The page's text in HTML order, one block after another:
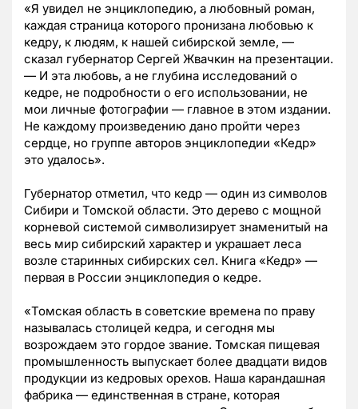
«Я увидел не энциклопедию, а любовный роман,
каждая страница которого пронизана любовью к
кедру, к людям, к нашей сибирской земле, —
сказал губернатор Сергей Жвачкин на презентации.
— И эта любовь, а не глубина исследований о
кедре, не подробности о его использовании, не
мои личные фотографии — главное в этом издании.
Не каждому произведению дано пройти через
сердце, но группе авторов энциклопедии «Кедр»
это удалось».
Губернатор отметил, что кедр — один из символов
Сибири и Томской области. Это дерево с мощной
корневой системой символизирует знаменитый на
весь мир сибирский характер и украшает леса
возле старинных сибирских сел. Книга «Кедр» —
первая в России энциклопедия о кедре.
«Томская область в советские времена по праву
называлась столицей кедра, и сегодня мы
возрождаем это гордое звание. Томская пищевая
промышленность выпускает более двадцати видов
продукции из кедровых орехов. Наша карандашная
фабрика — единственная в стране, которая